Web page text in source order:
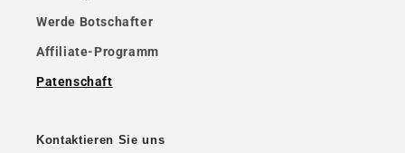
Werde Botschafter
Affiliate-Programm
Patenschaft
Kontaktieren Sie uns